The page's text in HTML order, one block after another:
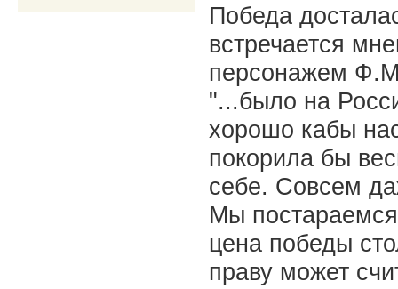
Победа
встречается
персонажем
"...было на
хорошо кабы
покорила бы
себе. Совсем
Мы
цена победы
праву может